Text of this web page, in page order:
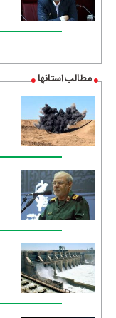
مطالب استانها